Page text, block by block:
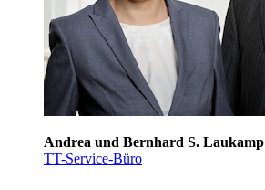
Andrea und Bernhard S. Laukamp
TT-Service-Büro